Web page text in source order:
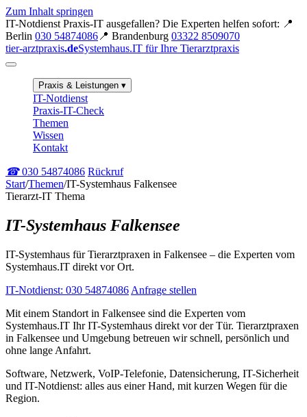
Zum Inhalt springen
IT-Notdienst Praxis-IT ausgefallen? Die Experten helfen sofort: 📍
Berlin 030 54874086 📍 Brandenburg 03322 8509070
tier-arztpraxis.deSystemhaus.IT für Ihre Tierarztpraxis
Praxis & Leistungen ▾
IT-Notdienst
Praxis-IT-Check
Themen
Wissen
Kontakt
☎030 54874086 Rückruf
Start/Themen/IT-Systemhaus Falkensee
Tierarzt-IT Thema
IT-Systemhaus Falkensee
IT-Systemhaus für Tierarztpraxen in Falkensee – die Experten vom
Systemhaus.IT direkt vor Ort.
IT-Notdienst: 030 54874086 Anfrage stellen
Mit einem Standort in Falkensee sind die Experten vom
Systemhaus.IT Ihr IT-Systemhaus direkt vor der Tür. Tierarztpraxen
in Falkensee und Umgebung betreuen wir schnell, persönlich und
ohne lange Anfahrt.
Software, Netzwerk, VoIP-Telefonie, Datensicherung, IT-Sicherheit
und IT-Notdienst: alles aus einer Hand, mit kurzen Wegen für die
Region.